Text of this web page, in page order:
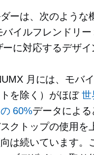
ーは、次のような
バイルフレンドリー
に対応するデザイ
月には、モバ
トを除く）がほぼ 世
60%データによ
クトップの使用を
は続いています。